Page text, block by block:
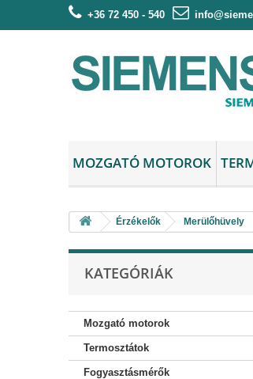
+36 72 450 - 540
MOZGATÓ MOTOROK
Érzékelők Merülőhüvely
KATEGÓRIÁK
Mozgató motorok
Termosztátok
Fogyasztásmérők